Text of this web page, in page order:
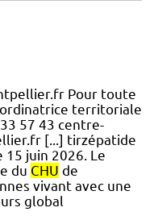
Pour toute
territoriale
57 43 centre-
[...] tirzépatide
juin 2026. Le
du CHU de
vivant avec une
global